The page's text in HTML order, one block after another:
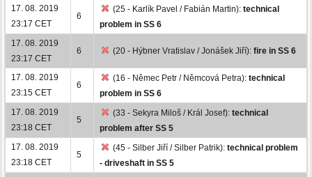
17. 08. 2019
23:17 CET
6
(25 - Karlík Pavel / Fabián Martin): technical
problem in SS 6
17. 08. 2019
23:17 CET
6 (20 - Hýbner Vratislav / Jonášek Jiří): fire in SS 6
17. 08. 2019
23:15 CET
6
(16 - Němec Petr / Němcová Petra): technical
problem in SS 6
17. 08. 2019
23:18 CET
5
(33 - Sekyra Miloš / Král Josef): technical
problem after SS 5
17. 08. 2019
23:18 CET
5
(45 - Silber Jiří / Silber Patrik): technical problem
- driveshaft in SS 5